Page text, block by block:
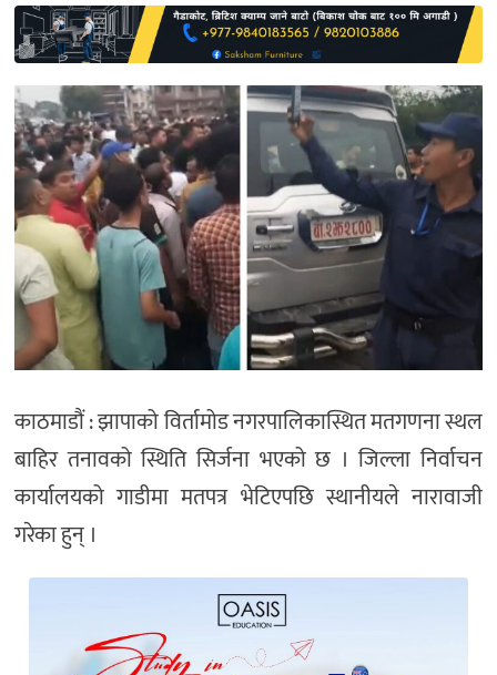
प्रदेश
English
काठमाडौं : झापाको विर्तामोड नगरपालिकास्थित मतगणना स्थल
बाहिर तनावको स्थिति सिर्जना भएको छ । जिल्ला निर्वाचन
कार्यालयको गाडीमा मतपत्र भेटिएपछि स्थानीयले नारावाजी
गरेका हुन् ।